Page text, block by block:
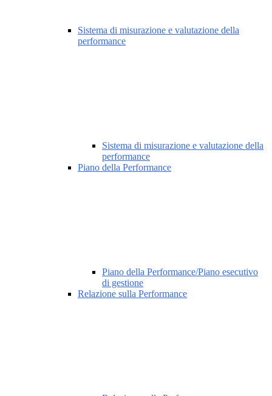
Sistema di misurazione e valutazione della
performance
Sistema di misurazione e valutazione della
performance
Piano della Performance
Piano della Performance/Piano esecutivo
di gestione
Relazione sulla Performance